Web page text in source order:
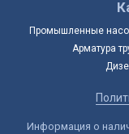
Промышленные
Арматура
Информация о